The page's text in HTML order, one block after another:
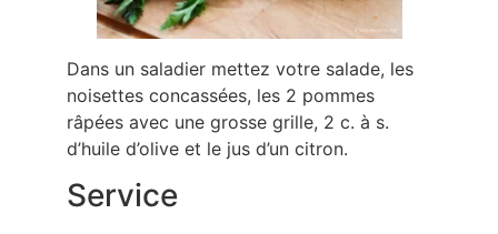
Dans un saladier mettez votre salade, les
noisettes concassées, les 2 pommes
râpées avec une grosse grille, 2 c. à s.
d’huile d’olive et le jus d’un citron.
Service